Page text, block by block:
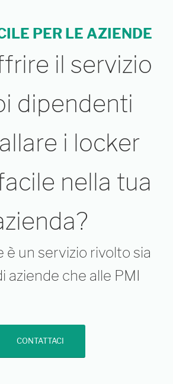
PER LE AZIENDE
il servizio
dipendenti
i locker
nella tua
è un servizio rivolto sia
aziende che alle PMI
CONTATTACI